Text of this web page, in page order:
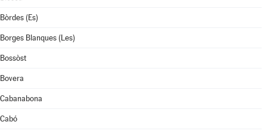
Bòrdes (Es)
Borges Blanques (Les)
Bossòst
Bovera
Cabanabona
Cabó